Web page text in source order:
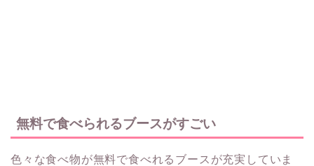
無料で食べられるブースがすごい
色々な食べ物が無料で食べれるブースが充実していま